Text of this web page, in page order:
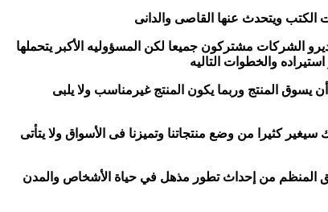
ويتحدث عنها القاصى والدانى
الشركات مشتركون جميعا لكن المسؤوليه الأكبر يتحملها
والخطوات التاليه
يسوق المنتج وربما يكون المنتج غيرمناسب ولا يلبى
كثيرا من وضع منتجاتنا وتميزنا فى الأسواق ولا يتأتى
المنظم من إحداث تطور مذهل في حياة الأشخاص والمدن